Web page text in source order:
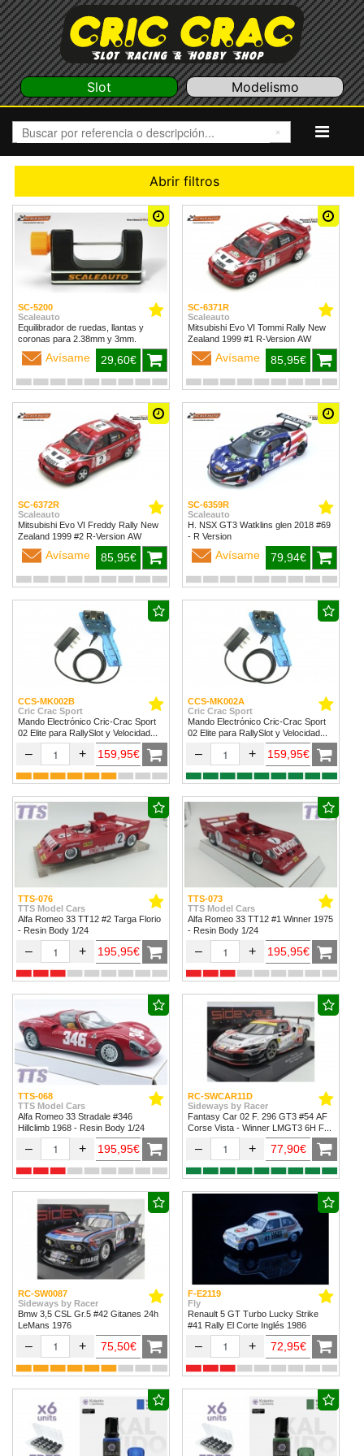
Slot Modelismo
Abrir filtros
SC-5200
Scaleauto
Equilibrador de ruedas, llantas y
coronas para 2.38mm y 3mm.
Avísame 29,60€
SC-6371R
Scaleauto
Mitsubishi Evo VI Tommi Rally New
Zealand 1999 #1 R-Version AW
Avísame 85,95€
SC-6372R
Scaleauto
Mitsubishi Evo VI Freddy Rally New
Zealand 1999 #2 R-Version AW
Avísame 85,95€
SC-6359R
Scaleauto
H. NSX GT3 Watklins glen 2018 #69
- R Version
Avísame 79,94€
CCS-MK002B
Cric Crac Sport
Mando Electrónico Cric-Crac Sport
02 Elite para RallySlot y Velocidad
1/32 & 1/24.
– + 159,95€
CCS-MK002A
Cric Crac Sport
Mando Electrónico Cric-Crac Sport
02 Elite para RallySlot y Velocidad
1/32 & 1/24
– + 159,95€
TTS-076
TTS Model Cars
Alfa Romeo 33 TT12 #2 Targa Florio
- Resin Body 1/24
– + 195,95€
TTS-073
TTS Model Cars
Alfa Romeo 33 TT12 #1 Winner 1975
- Resin Body 1/24
– + 195,95€
TTS-068
TTS Model Cars
Alfa Romeo 33 Stradale #346
Hillclimb 1968 - Resin Body 1/24
– + 195,95€
RC-SWCAR11D
Sideways by Racer
Fantasy Car 02 F. 296 GT3 #54 AF
Corse Vista - Winner LMGT3 6H Fuji
– + 77,90€
RC-SW0087
Sideways by Racer
Bmw 3,5 CSL Gr.5 #42 Gitanes 24h
LeMans 1976
– + 75,50€
F-E2119
Fly
Renault 5 GT Turbo Lucky Strike
#41 Rally El Corte Inglés 1986
– + 72,95€